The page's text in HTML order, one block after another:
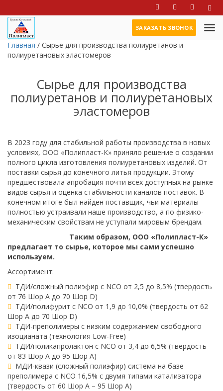
ЗАКАЗАТЬ ЗВОНОК
Главная / Сырье для производства полиуретанов и
полиуретановых эластомеров
Сырье для производства
полиуретанов и полиуретановых
эластомеров
В 2023 году для стабильной работы производства в новых
условиях, ООО «Полипласт-К» приняло решение о создании
полного цикла изготовления полиуретановых изделий. От
поставки сырья до конечного литья продукции. Этому
предшествовала апробация почти всех доступных на рынке
видов сырья и оценка стабильности каналов поставок. В
конечном итоге был найден поставщик, чьи материалы
полностью устраивали наше производство, а по физико-
механическим свойствам не уступали мировым брендам.
Таким образом, ООО «Полипласт-К»
предлагает то сырье, которое мы сами успешно
используем.
Ассортимент:
ТДИ/сложный полиэфир с NCO от 2,5 до 8,5% (твердость
от 76 Шор А до 70 Шор D)
ТДИ/полифурит с NCO от 1,9 до 10,0% (твердость от 62
Шор А до 70 Шор D)
ТДИ-преполимеры с низким содержанием свободного
изоцианата (технология Low-Free)
ТДИ/поликапролактон с NCO от 3,4 до 6,5% (твердость
от 83 Шор А до 95 Шор А)
МДИ-квази (сложный полиэфир) система на базе
преполимера с NCO 16,5% с двумя типами катализатора
(твердость от 60 Шор А – 95 Шор А)